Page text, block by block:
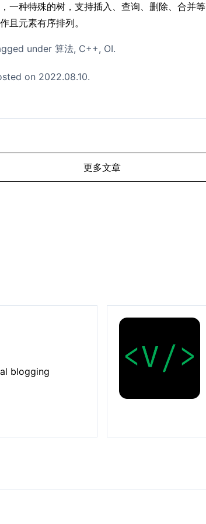
一种特殊的树，支持插入、查询、删除、合并等
且元素有序排列。
under 算法 C++ OI
on 2022.08.10.
更多文章
blogging